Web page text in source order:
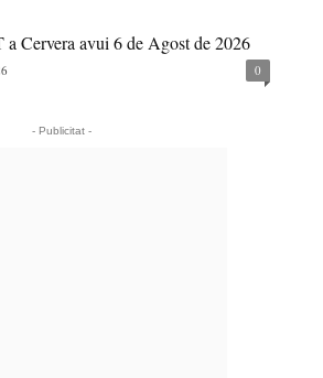
Cervera avui 6 de Agost de 2026
0
- Publicitat -